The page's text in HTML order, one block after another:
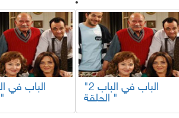
"الباب في الباب 2
الحلقة "
الحلقة "